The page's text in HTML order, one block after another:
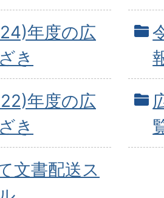
年度の広
き
年度の広
き
文書配送ス